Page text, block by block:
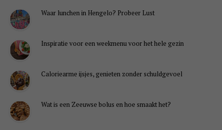
Waar lunchen in Hengelo? Probeer Lust
Inspiratie voor een weekmenu voor het hele gezin
Caloriearme ijsjes, genieten zonder schuldgevoel
Wat is een Zeeuwse bolus en hoe smaakt het?